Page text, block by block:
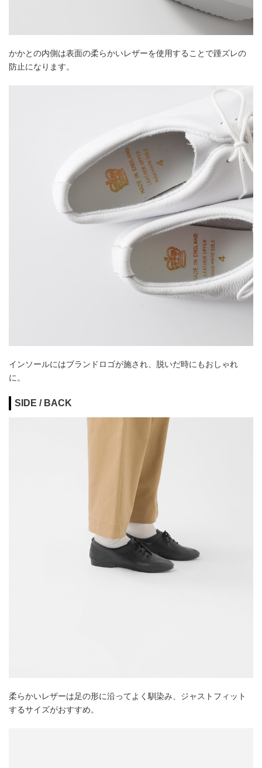
かかとの内側は表面の柔らかいレザーを使用することで踵ズレの
防止になります。
インソールにはブランドロゴが施され、脱いだ時にもおしゃれ
に。
SIDE / BACK
柔らかいレザーは足の形に沿ってよく馴染み、ジャストフィット
するサイズがおすすめ。